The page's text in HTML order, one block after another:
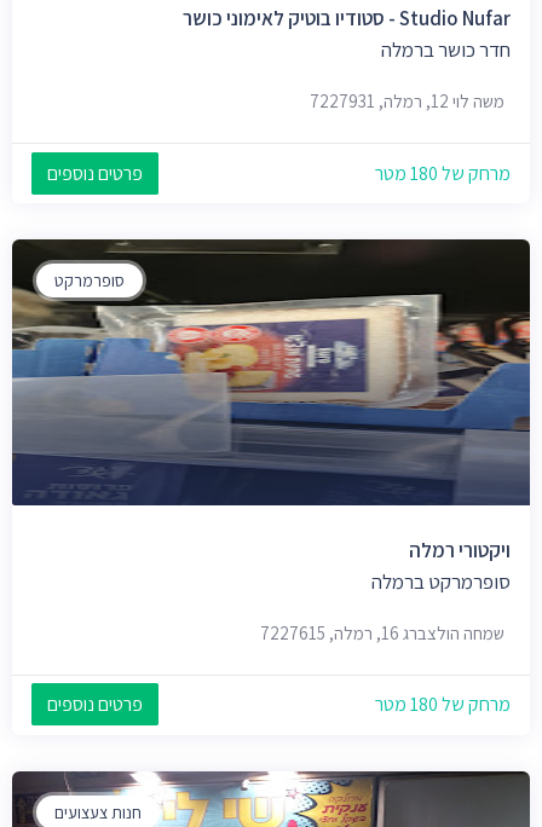
Studio Nufar - סטודיו בוטיק לאימוני כושר
חדר כושר ברמלה
משה לוי 12, רמלה, 7227931
מרחק של 180 מטר פרטים נוספים
סופרמרקט
ויקטורי רמלה
סופרמרקט ברמלה
שמחה הולצברג 16, רמלה, 7227615
מרחק של 180 מטר פרטים נוספים
חנות צעצועים